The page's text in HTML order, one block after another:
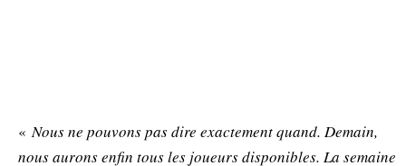
«Nous ne pouvons pas dire exactement quand. Demain,
nous aurons enfin tous les joueurs disponibles. La semaine